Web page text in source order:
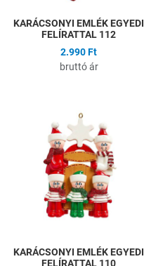
KARÁCSONYI EMLÉK EGYEDI
FELÍRATTAL 112
2.990 Ft
bruttó ár
KARÁCSONYI EMLÉK EGYEDI
FELÍRATTAL 110